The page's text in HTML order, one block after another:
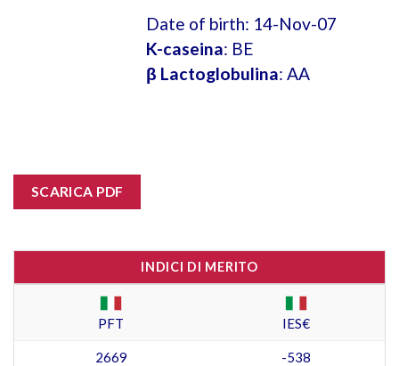
Date of birth: 14-Nov-07
K-caseina: BE
β Lactoglobulina: AA
SCARICA PDF
INDICI DI MERITO
PFT IES€
2669 -538